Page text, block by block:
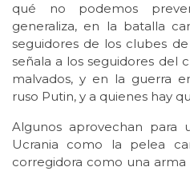
qué no podemos
generaliza, en la batalla
seguidores de los clubes
señala a los seguidores del
malvados, y en la guerra
ruso Putin, y a quienes hay
Algunos aprovechan para
Ucrania como la pelea
corregidora como una